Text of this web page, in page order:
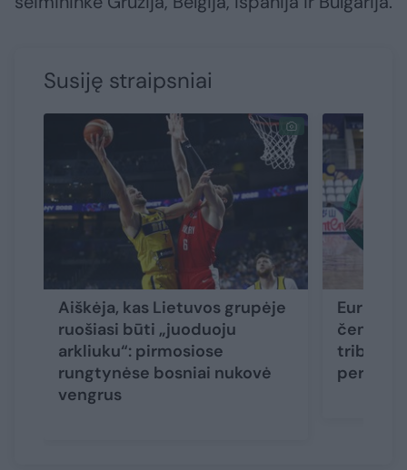
Susiję straipsniai
Aiškėja, kas Lietuvos grupėje
ruošiasi būti „juoduoju
arkliuku“: pirmosiose
rungtynėse bosniai nukovė
vengrus
tribūnos
pergalė